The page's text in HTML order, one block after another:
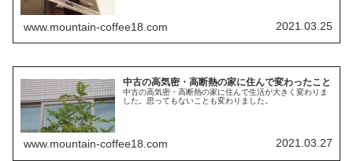
www.mountain-coffee18.com 2021.03.25
中古の高気密・高断熱の家に住んで変わったこと
中古の高気密・高断熱の家に住んで生活が大きく変わりま
した。思ってもないことも変わりました。
www.mountain-coffee18.com 2021.03.27